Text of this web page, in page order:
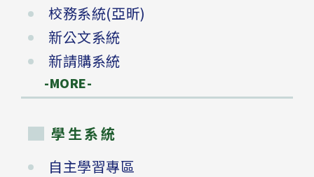
校務系統(亞昕)
新公文系統
新請購系統
-MORE-
學生系統
自主學習專區